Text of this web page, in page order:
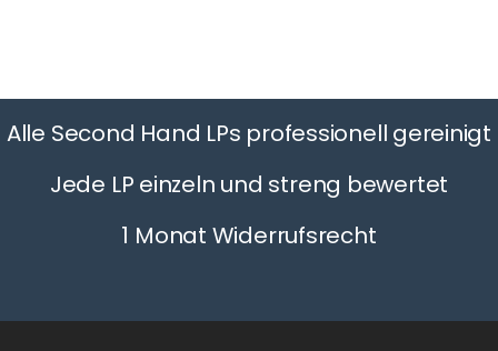
Alle Second Hand LPs professionell gereinigt
Jede LP einzeln und streng bewertet
1 Monat Widerrufsrecht